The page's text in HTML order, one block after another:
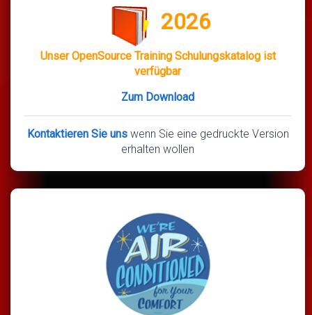
2026
Unser OpenSource Training Schulungskatalog ist
verfügbar
Zum Download
Kontaktieren Sie uns wenn Sie eine gedruckte Version
erhalten wollen